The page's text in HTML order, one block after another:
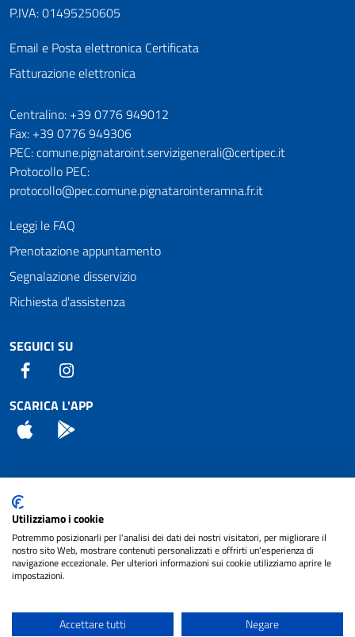
P.IVA: 01495250605
Email e Posta elettronica Certificata
Fatturazione elettronica
Numeri utili
Centralino: +39 0776 949012
Fax: +39 0776 949306
PEC: comune.pignataroint.servizigenerali@certipec.it
Protocollo PEC:
protocollo@pec.comune.pignatarointeramna.fr.it
Leggi le FAQ
Prenotazione appuntamento
Segnalazione disservizio
Richiesta d'assistenza
SEGUICI SU
Facebook
SCARICA L'APP
App Store
Attuazione Misure PNRR
Piano di miglioramento del sito
Note legali
cura diNET SMART
Utilizziamo i cookie
Potremmo posizionarli per l'analisi dei dati dei nostri visitatori, per migliorare il
nostro sito Web, mostrare contenuti personalizzati e offrirti un'esperienza di
navigazione eccezionale. Per ulteriori informazioni sui cookie utilizziamo aprire le
impostazioni.
Accettare tutti Negare